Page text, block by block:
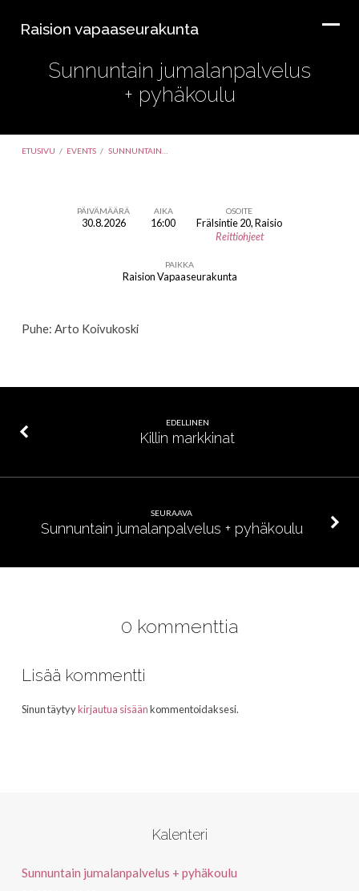
Raision vapaaseurakunta
Sunnuntain jumalanpalvelus
+ pyhäkoulu
ETUSIVU / EVENTS / SUNNUNTAIN…
PÄIVÄMÄÄRÄ
30.8.2026
AIKA
16:00
OSOITE
Frälsintie 20, Raisio
Reittiohjeet
PAIKKA
Raision Vapaaseurakunta
Puhe: Arto Koivukoski
EDELLINEN
Killin markkinat
SEURAAVA
Sunnuntain jumalanpalvelus + pyhäkoulu
0 kommenttia
Lisää kommentti
Sinun täytyykirjautua sisäänkommentoidaksesi.
Kalenteri
Sunnuntain jumalanpalvelus + pyhäkoulu